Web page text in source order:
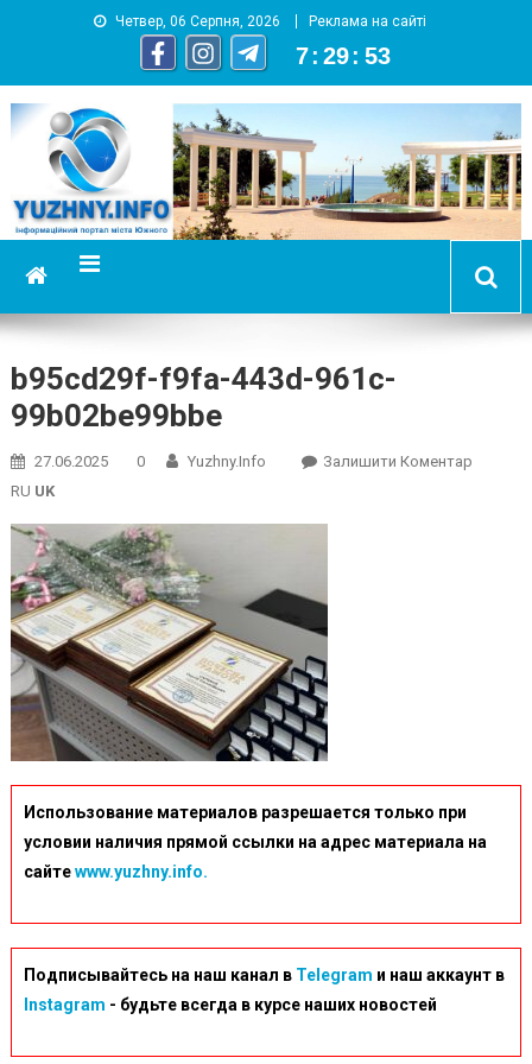
Четвер, 06 Серпня, 2026 Реклама на сайті
7 : 29 : 53
YUZHNY.INFO
информационный портал города Южный
b95cd29f-f9fa-443d-961c-
99b02be99bbe
27.06.2025 0 Yuzhny.info Залишити КоментарOn
RU UK
Использование материалов разрешается только при
условии наличия прямой ссылки на адрес материала на
сайтеwww.yuzhny.info.
Подписывайтесь на наш канал в Telegram и наш аккаунт в
Instagram - будьте всегда в курсе наших новостей